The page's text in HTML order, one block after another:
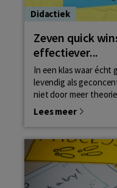
Didactiek
Zeven quick
effectiever...
In een klas waar
levendig als
niet door meer
Lees meer